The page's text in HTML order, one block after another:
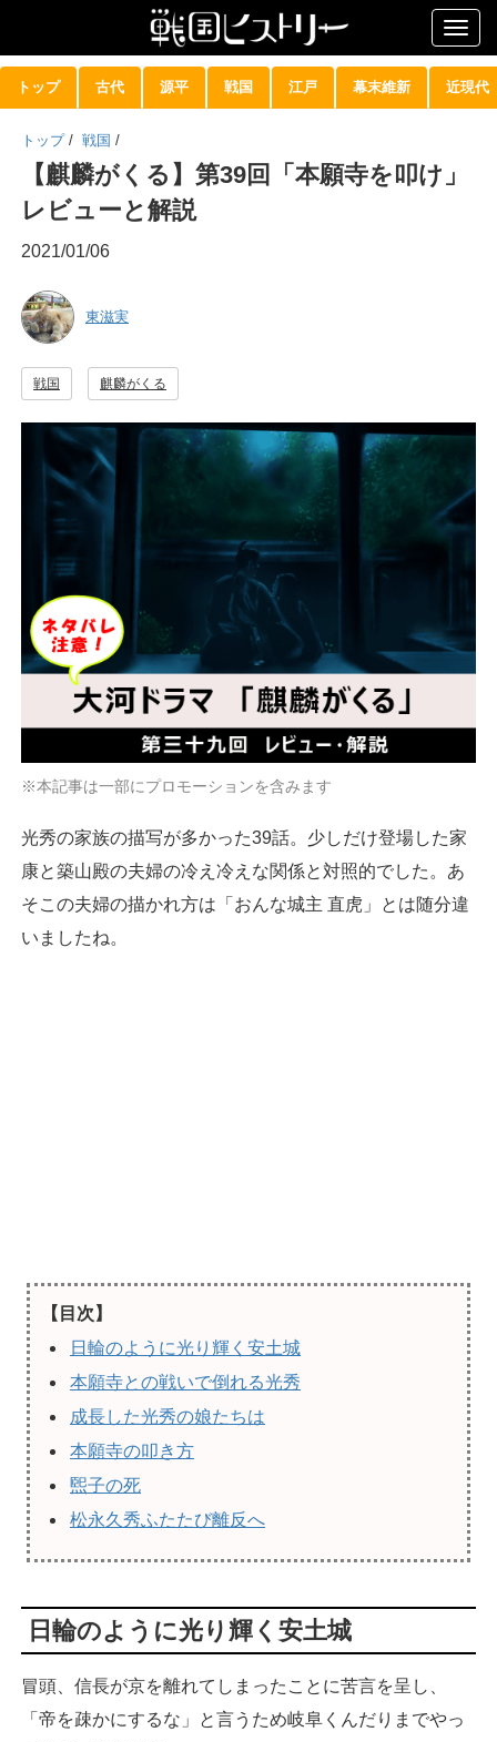
トップ 古代 源平 戦国 江戸 幕末維新 近現代
トップ / 戦国 /
【麒麟がくる】第39回「本願寺を叩け」
レビューと解説
2021/01/06
東滋実
戦国 麒麟がくる
※本記事は一部にプロモーションを含みます
光秀の家族の描写が多かった39話。少しだけ登場した家
康と築山殿の夫婦の冷え冷えな関係と対照的でした。あ
そこの夫婦の描かれ方は「おんな城主 直虎」とは随分違
いましたね。
【目次】
日輪のように光り輝く安土城
本願寺との戦いで倒れる光秀
成長した光秀の娘たちは
本願寺の叩き方
煕子の死
松永久秀ふたたび離反へ
日輪のように光り輝く安土城
冒頭、信長が京を離れてしまったことに苦言を呈し、
「帝を疎かにするな」と言うため岐阜くんだりまでやっ